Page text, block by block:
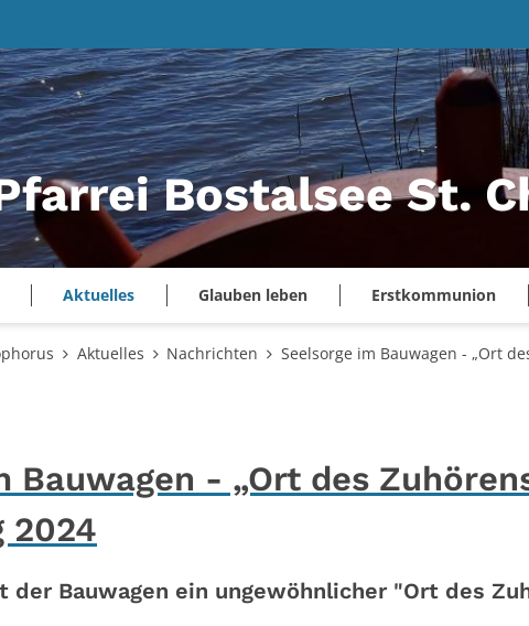
Bostalsee St.
Aktuelles Glauben leben Erstkommunion
Aktuelles Nachrichten Seelsorge im Bauwagen - „Ort
Bauwagen - „Ort des
2024
der Bauwagen ein ungewöhnlicher "Ort des